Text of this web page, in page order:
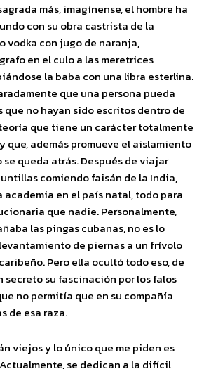
más, imagínense, el hombre ha
con su obra castrista de la
vodka con jugo de naranja,
en el culo a las meretrices
la baba con una libra esterlina.
que una persona pueda
que no hayan sido escritos dentro de
que tiene un carácter totalmente
que, además promueve el aislamiento
queda atrás. Después de viajar
comiendo faisán de la India,
en el país natal, todo para
que nadie. Personalmente,
las pingas cubanas, no es lo
de piernas a un frívolo
Pero ella ocultó todo eso, de
secreto su fascinación por los falos
no permitía que en su compañía
de esa raza.
viejos y lo único que me piden es
se dedican a la difícil